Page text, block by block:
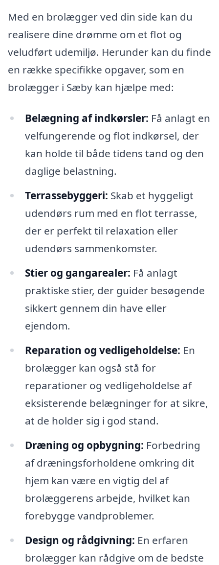
Med en brolægger ved din side kan du
realisere dine drømme om et flot og
veludført udemiljø. Herunder kan du finde
en række specifikke opgaver, som en
brolægger i Sæby kan hjælpe med:
Belægning af indkørsler: Få anlagt en
velfungerende og flot indkørsel, der
kan holde til både tidens tand og den
daglige belastning.
Terrassebyggeri: Skab et hyggeligt
udendørs rum med en flot terrasse,
der er perfekt til relaxation eller
udendørs sammenkomster.
Stier og gangarealer: Få anlagt
praktiske stier, der guider besøgende
sikkert gennem din have eller
ejendom.
Reparation og vedligeholdelse: En
brolægger kan også stå for
reparationer og vedligeholdelse af
eksisterende belægninger for at sikre,
at de holder sig i god stand.
Dræning og opbygning: Forbedring
af dræningsforholdene omkring dit
hjem kan være en vigtig del af
brolæggerens arbejde, hvilket kan
forebygge vandproblemer.
Design og rådgivning: En erfaren
brolægger kan rådgive om de bedste